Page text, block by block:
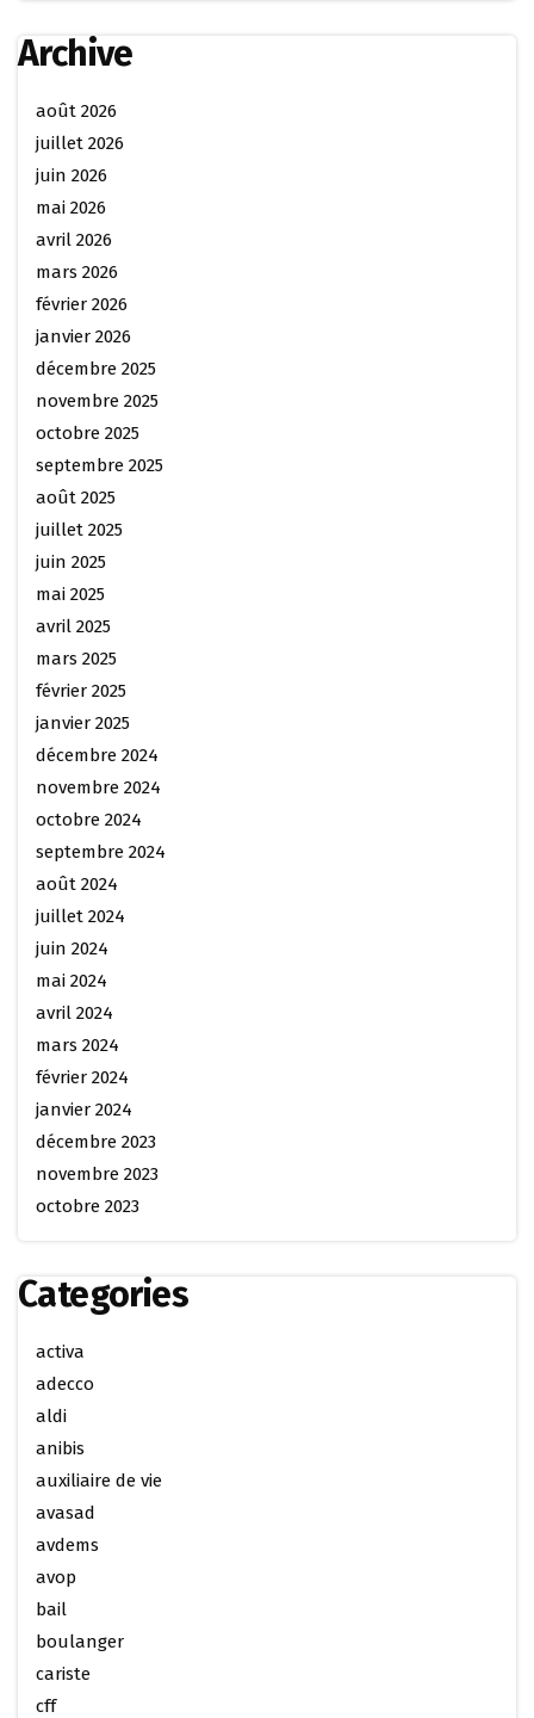
Archive
août 2026
juillet 2026
juin 2026
mai 2026
avril 2026
mars 2026
février 2026
janvier 2026
décembre 2025
novembre 2025
octobre 2025
septembre 2025
août 2025
juillet 2025
juin 2025
mai 2025
avril 2025
mars 2025
février 2025
janvier 2025
décembre 2024
novembre 2024
octobre 2024
septembre 2024
août 2024
juillet 2024
juin 2024
mai 2024
avril 2024
mars 2024
février 2024
janvier 2024
décembre 2023
novembre 2023
octobre 2023
Categories
activa
adecco
aldi
anibis
auxiliaire de vie
avasad
avdems
avop
bail
boulanger
cariste
cff